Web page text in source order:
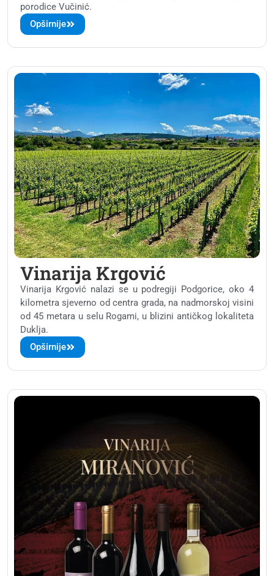
porodice Vučinić.
Opširnije
Vinarija Krgović
Vinarija Krgović nalazi se u podregiji Podgorice, oko 4
kilometra sjeverno od centra grada, na nadmorskoj visini
od 45 metara u selu Rogami, u blizini antičkog lokaliteta
Duklja.
Opširnije